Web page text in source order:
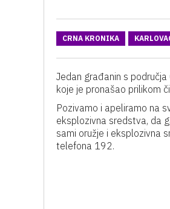
CRNA KRONIKA
Jedan građanin s
koje je pronašao prilikom
Pozivamo i apeliramo na
eksplozivna sredstva, da
sami oružje i eksplozivna
telefona 192.